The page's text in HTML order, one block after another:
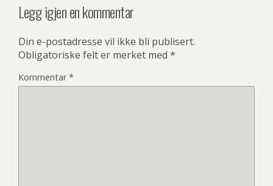
Legg igjen en kommentar
Din e-postadresse vil ikke bli publisert.
Obligatoriske felt er merket med *
Kommentar*